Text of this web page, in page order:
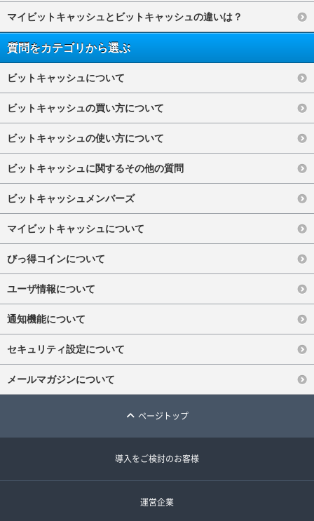
マイビットキャッシュとビットキャッシュの違いは？
質問をカテゴリから選ぶ
ビットキャッシュについて
ビットキャッシュの買い方について
ビットキャッシュの使い方について
ビットキャッシュに関するその他の質問
ビットキャッシュメンバーズ
マイビットキャッシュについて
びっ得コインについて
ユーザ情報について
通知機能について
セキュリティ設定について
メールマガジンについて
ページトップ
導入をご検討のお客様
運営企業